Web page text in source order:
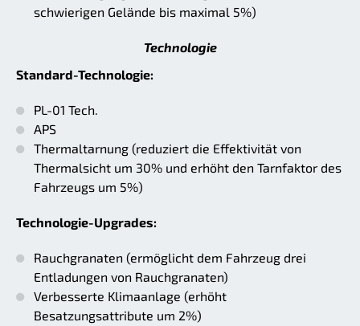
schwierigen Gelände bis maximal 5%)
Technologie
Standard-Technologie:
PL-01 Tech.
APS
Thermaltarnung (reduziert die Effektivität von
Thermalsicht um 30% und erhöht den Tarnfaktor des
Fahrzeugs um 5%)
Technologie-Upgrades:
Rauchgranaten (ermöglicht dem Fahrzeug drei
Entladungen von Rauchgranaten)
Verbesserte Klimaanlage (erhöht
Besatzungsattribute um 2%)